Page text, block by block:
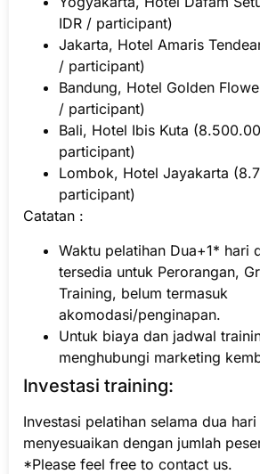
IDR / participant)
Jakarta, Hotel Amaris
/ participant)
Bandung, Hotel Golden
/ participant)
Bali, Hotel Ibis Kuta
participant)
Lombok, Hotel Jayakarta
participant)
Catatan :
Waktu pelatihan Dua+1* hari
tersedia untuk Perorangan,
Training, belum termasuk
akomodasi/penginapan.
Untuk biaya dan jadwal
menghubungi marketing
Investasi training:
Investasi pelatihan selama dua
menyesuaikan dengan jumlah
*Please feel free to contact us.